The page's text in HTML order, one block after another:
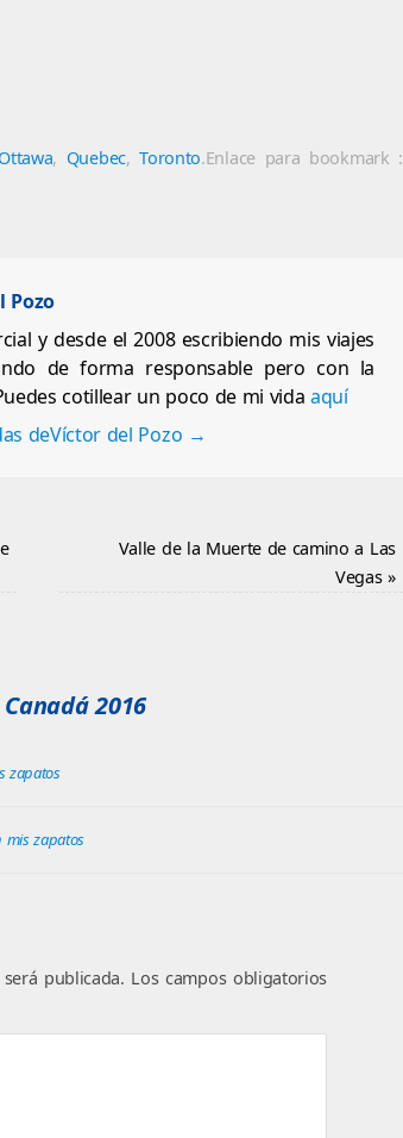
Ottawa, Quebec,Toronto.Enlace para bookmark :
Pozo
y desde el 2008 escribiendo mis viajes
de forma responsable pero con la
cotillear un poco de mi vidaaquí
deVíctor del Pozo →
Valle de la Muerte de camino a Las
Vegas»
2016
zapatos
mis zapatos
publicada. Los campos obligatorios